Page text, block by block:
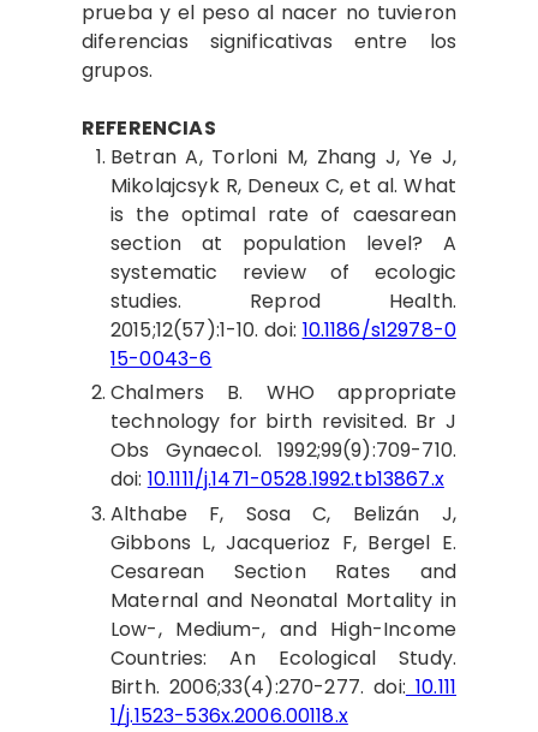
prueba y el peso al nacer no tuvieron
diferencias significativas entre los
grupos.
REFERENCIAS
BetranA, Torloni M, Zhang J, Ye J,
Mikolajcsyk R, Deneux C, et al. What
is the optimal rate of caesarean
section at population level? A
systematic review of ecologic
studies. Reprod Health.
2015;12(57):1-10. doi: 10.1186/s12978-0
15-0043-6
Chalmers B. WHO appropriate
technology for birth revisited. Br J
Obs Gynaecol. 1992;99(9):709-710.
doi: 10.1111/j.1471-0528.1992.tb13867.x
Althabe F, Sosa C, Belizán J,
Gibbons L, Jacquerioz F, Bergel E.
Cesarean Section Rates and
Maternal and Neonatal Mortality in
Low-, Medium-, and High-Income
Countries: An Ecological Study.
Birth. 2006;33(4):270-277. doi: 10.111
1/j.1523-536x.2006.00118.x